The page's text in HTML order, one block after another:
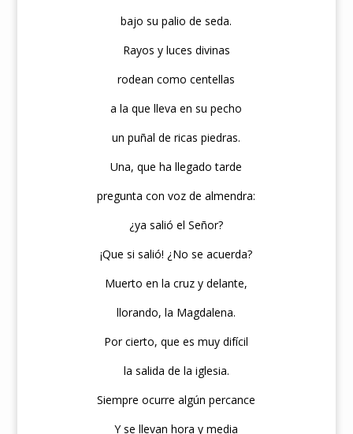
bajo su palio de seda.
Rayos y luces divinas
rodean como centellas
a la que lleva en su pecho
un puñal de ricas piedras.
Una, que ha llegado tarde
pregunta con voz de almendra:
¿ya salió el Señor?
¡Que si salió! ¿No se acuerda?
Muerto en la cruz y delante,
llorando, la Magdalena.
Por cierto, que es muy difícil
la salida de la iglesia.
Siempre ocurre algún percance
Y se llevan hora y media